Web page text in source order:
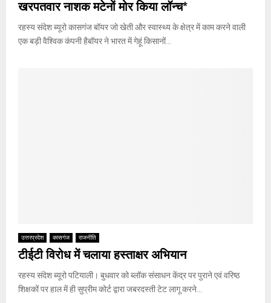
खरपतवार नाशक मटेनों मोर किया लॉन्च*
रहस्य संदेश ब्यूरो कासगंज बॉयर जो खेती और स्वास्थ्य के क्षेत्र में काम करने वाली
एक बड़ी वैश्विक कंपनी हैबॉयर ने भारत में गेहूं किसानों...
उत्तरप्रदेश कासगंज राजनीति
टीईटी विरोध में चलाया हस्ताक्षर अभियान
रहस्य संदेश ब्यूरो पटियाली। बुधवार को ब्लॉक संसाधन केंद्र पर पुराने एवं वरिष्ठ
शिक्षकों पर हाल में ही सुप्रीम कोर्ट द्वारा जबरदस्ती टेट लागू करने...